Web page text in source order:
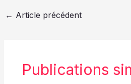
← Article précédent
Publications